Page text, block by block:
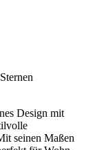
Design mit
seinen Maßen